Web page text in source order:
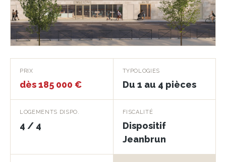
Villa Panorama
AUBERVILLIERS · 93300
PRIX
dès 185 000 €
TYPOLOGIES
Du 1 au 4 pièces
LOGEMENTS DISPO.
4 / 4
FISCALITÉ
Dispositif
Jeanbrun